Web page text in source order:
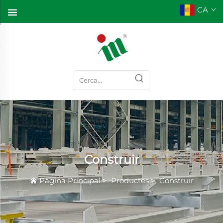
CA
Construir
Pàgina Principal>Productes>Construir